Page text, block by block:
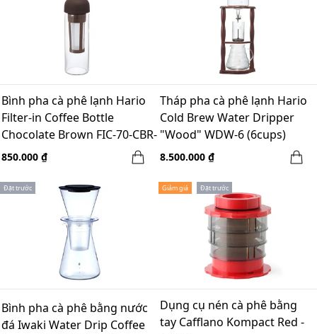
Bình pha cà phê lạnh Hario
Filter-in Coffee Bottle
Chocolate Brown FIC-70-CBR-
5 ly
850.000 ₫
Tháp pha cà phê lạnh Hario
Cold Brew Water Dripper
"Wood" WDW-6 (6cups)
8.500.000 ₫
Đặt trước
Bình pha cà phê bằng nước
đá Iwaki Water Drip Coffee
Giảm giá Đặt trước
Dụng cụ nén cà phê bằng
tay Cafflano Kompact Red -